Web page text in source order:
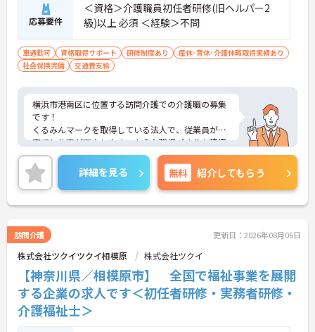
応募要件
＜資格＞介護職員初任者研修(旧ヘルパー2
級)以上 必須 ＜経験＞不問
車通勤可 資格取得サポート 研修制度あり
産休･育休･介護休暇取得実績あり
社会保険完備
交通費支給
横浜市港南区に位置する訪問介護での介護職の募集
です！
くるみんマークを取得している法人で、従業員が子
育てと仕事が両立しやすいような職場づくりを積極
的に行っています。
ご興味ある方には、面接対策ポイントなど、さらに
詳細をお話しいたしますのでお気軽にご相談くださ
い！
詳細を見る 無料 紹介してもらう
訪問介護 更新日：2026年08月06日
株式会社ツクイツクイ相模原 株式会社ツクイ
【神奈川県／相模原市】 全国で福祉事業を展開
する企業の求人です＜初任者研修・実務者研修・
介護福祉士＞